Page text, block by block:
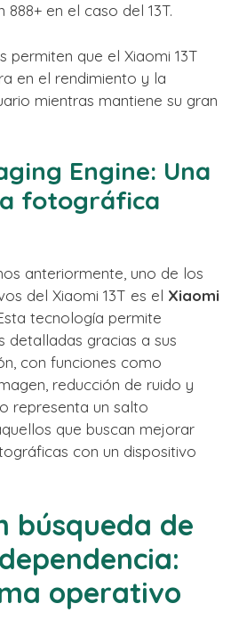
888+ en el caso del 13T.
permiten que el Xiaomi 13T
en el rendimiento y la
mientras mantiene su gran
Engine: Una
fotográfica
anteriormente, uno de los
del Xiaomi 13T es el Xiaomi
tecnología permite
detalladas gracias a sus
con funciones como
reducción de ruido y
representa un salto
que buscan mejorar
con un dispositivo
búsqueda de
operativo